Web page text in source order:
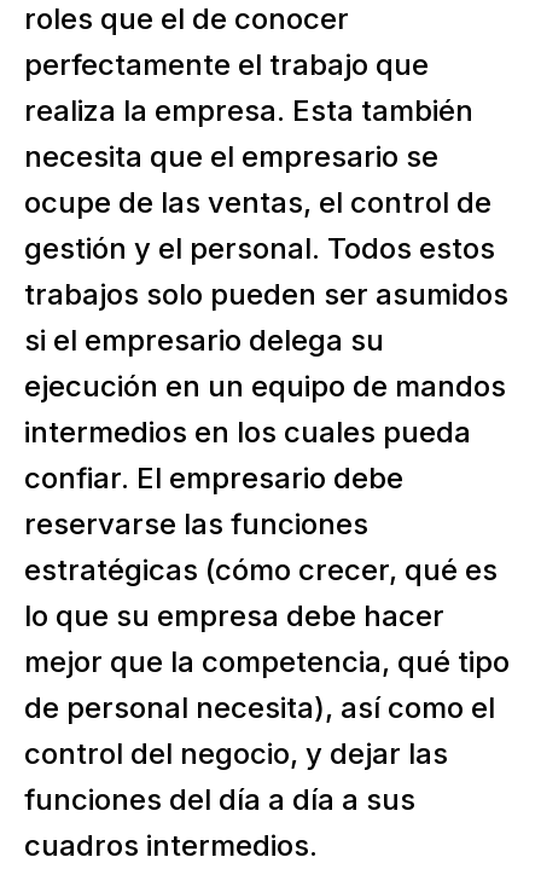
roles que el de conocer
perfectamente el trabajo que
realiza la empresa. Esta también
necesita que el empresario se
ocupe de las ventas, el control de
gestión y el personal. Todos estos
trabajos solo pueden ser asumidos
si el empresario delega su
ejecución en un equipo de mandos
intermedios en los cuales pueda
confiar. El empresario debe
reservarse las funciones
estratégicas (cómo crecer, qué es
lo que su empresa debe hacer
mejor que la competencia, qué tipo
de personal necesita), así como el
control del negocio, y dejar las
funciones del día a día a sus
cuadros intermedios.